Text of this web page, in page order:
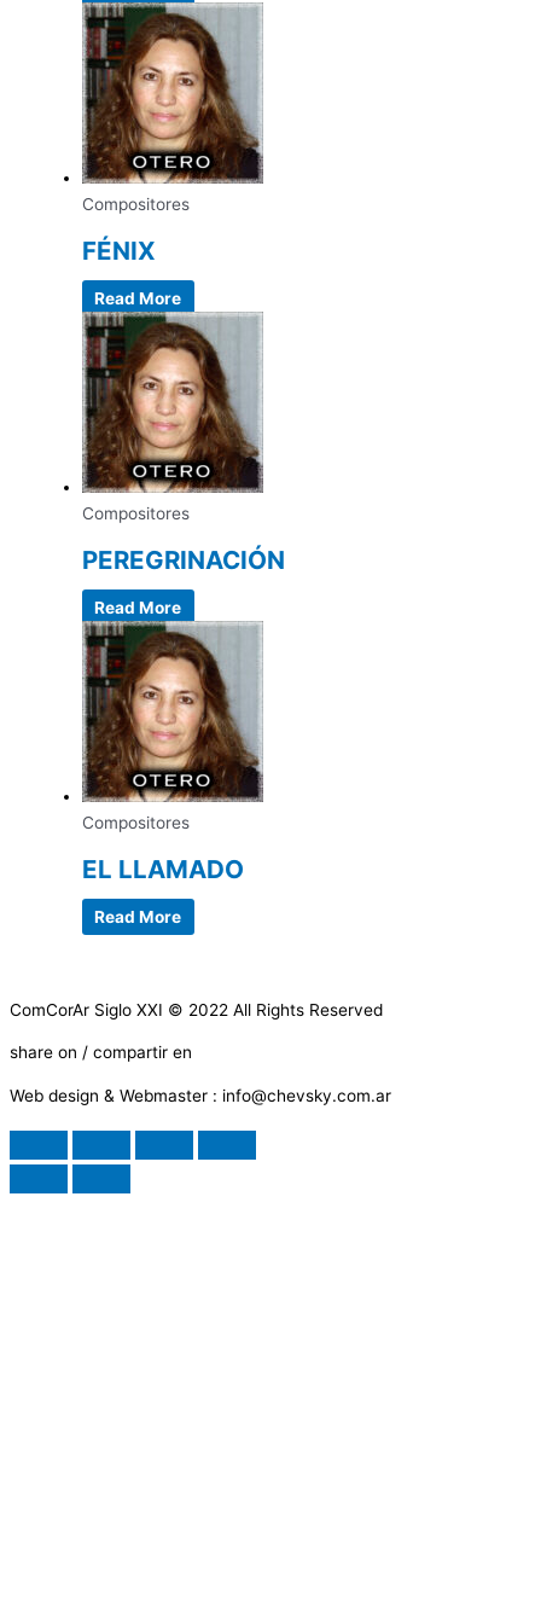
Compositores
FÉNIX
Read More
Compositores
PEREGRINACIÓN
Read More
Compositores
EL LLAMADO
Read More
ComCorAr Siglo XXI © 2022 All Rights Reserved
share on / compartir en
Web design & Webmaster : info@chevsky.com.ar